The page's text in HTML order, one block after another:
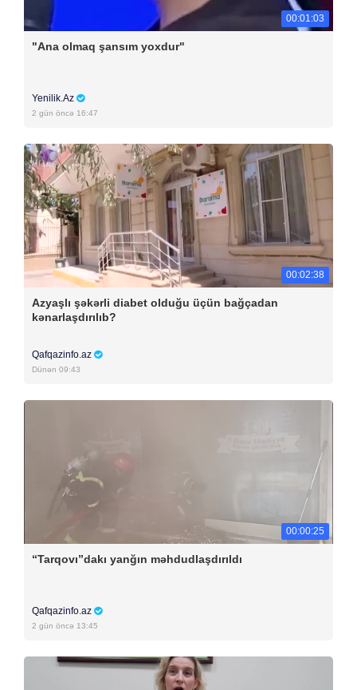
00:01:03
"Ana olmaq şansım yoxdur"
Yenilik.Az
2 gün öncə 16:47
00:02:38
Azyaşlı şəkərli diabet olduğu üçün bağçadan
kənarlaşdırılıb?
Qafqazinfo.az
Dünən 09:43
00:00:25
“Tarqovı”dakı yanğın məhdudlaşdırıldı
Qafqazinfo.az
2 gün öncə 13:45